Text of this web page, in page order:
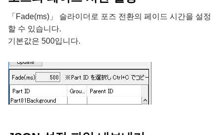
「Fade(ms)」 슬라이더로 포즈 전환의 페이드 시간을 설정
할 수 있습니다.
기본값은 500입니다.